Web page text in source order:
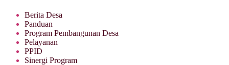
Berita Desa
Panduan
Program Pembangunan Desa
Pelayanan
PPID
Sinergi Program